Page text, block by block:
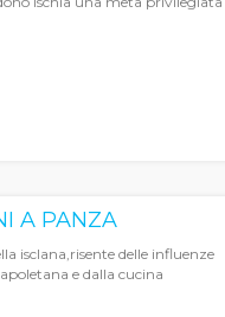
A PANZA
isclana,risente delle influenze
e dalla cucina